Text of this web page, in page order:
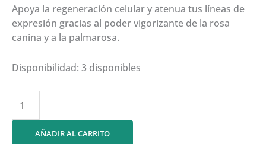
Apoya la regeneración celular y atenua tus líneas de
expresión gracias al poder vigorizante de la rosa
canina y a la palmarosa.
Disponibilidad: 3 disponibles
NUTRITIVA
PIEL
AÑADIR AL CARRITO